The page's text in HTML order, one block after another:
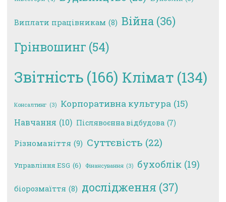
Виплати працівникам (8) Війна (36)
Грінвошинг (54)
Звітність (166) Клімат (134)
Консалтинг (3) Корпоративна культура (15)
Навчання (10) Післявоєнна відбудова (7)
Різноманіття (9) Суттєвість (22)
Управління ESG (6) Фінансування (3) бухоблік (19)
біорозмаїття (8) дослідження (37)